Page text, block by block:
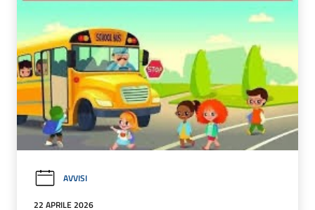
AVVISI
22 APRILE 2026